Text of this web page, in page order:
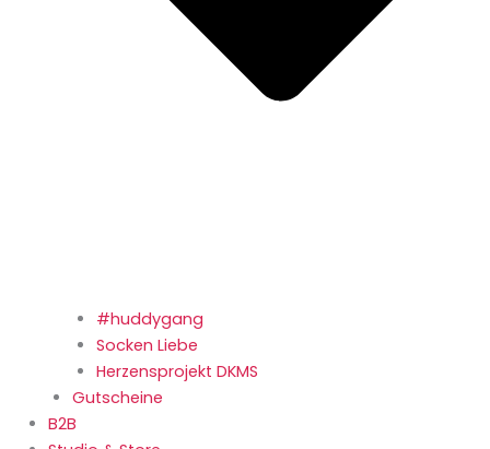
#huddygang
Socken Liebe
Herzensprojekt DKMS
Gutscheine
B2B